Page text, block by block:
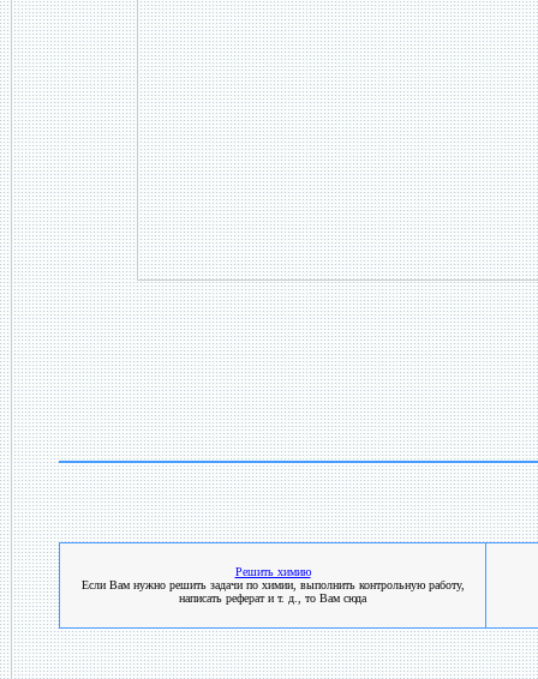
Решить химию
Если Вам нужно решить задачи по химии, выполнить контрольную работу,
написать реферат и т. д., то Вам сюда